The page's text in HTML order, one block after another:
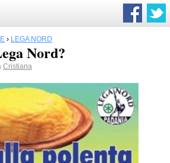
› LEGA NORD
Nord?
Cristiana